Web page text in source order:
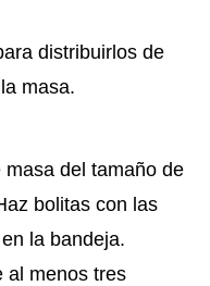
distribuirlos de
masa.
masa del tamaño de
bolitas con las
la bandeja.
al menos tres